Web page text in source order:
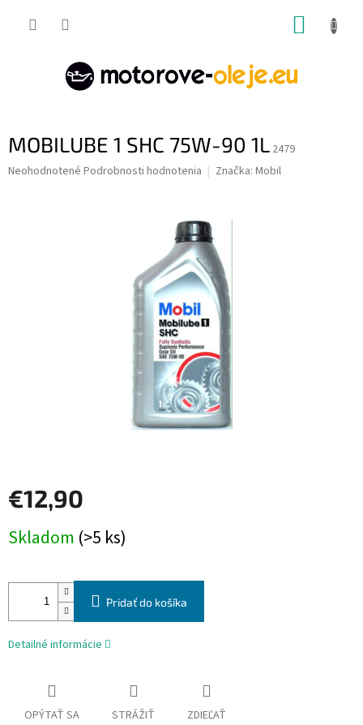
MOBILUBE 1 SHC 75W-90 1L 2479
Priemerné
Neohodnotené Podrobnosti hodnotenia Značka: Mobil
€12,90
cena:
Skladom (>5 ks)
Pridať do košíka
Detailné informácie
OPÝTAŤ SA STRÁŽIŤ ZDIEĽAŤ